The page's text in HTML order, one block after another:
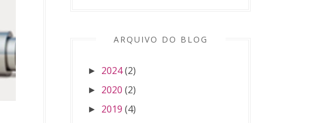
ARQUIVO DO BLOG
► 2024(2)
► 2020 (2)
► 2019 (4)